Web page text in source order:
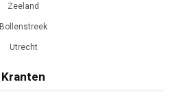
Zeeland
Bollenstreek
Utrecht
Kranten